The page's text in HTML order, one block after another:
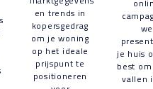
en trends in
kopersgedrag
om je woning
op het ideale
prijspunt te
positioneren
we
je huis
best
vallen